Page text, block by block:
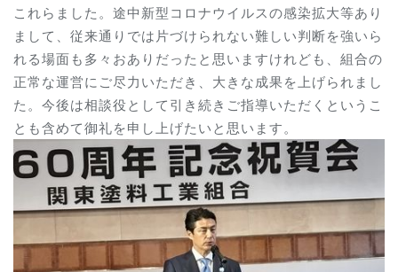
これらました。途中新型コロナウイルスの感染拡大等あり
まして、従来通りでは片づけられない難しい判断を強いら
れる場面も多々おありだったと思いますけれども、組合の
正常な運営にご尽力いただき、大きな成果を上げられまし
た。今後は相談役として引き続きご指導いただくというこ
とも含めて御礼を申し上げたいと思います。